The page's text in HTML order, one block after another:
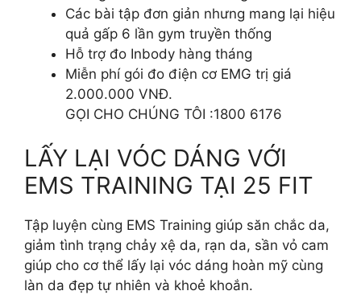
Các bài tập đơn giản nhưng mang lại hiệu
quả gấp 6 lần gym truyền thống
Hỗ trợ đo Inbody hàng tháng
Miễn phí gói đo điện cơ EMG trị giá
2.000.000 VNĐ.
GỌI CHO CHÚNG TÔI :1800 6176
LẤY LẠI VÓC DÁNG VỚI
EMS TRAINING TẠI 25 FIT
Tập luyện cùng EMS Training giúp săn chắc da,
giảm tình trạng chảy xệ da, rạn da, sần vỏ cam
giúp cho cơ thể lấy lại vóc dáng hoàn mỹ cùng
làn da đẹp tự nhiên và khoẻ khoắn.